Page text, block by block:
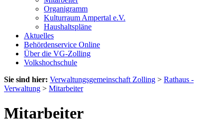
Organigramm
Kulturraum Ampertal e.V.
Haushaltspläne
Aktuelles
Behördenservice Online
Über die VG-Zolling
Volkshochschule
Sie sind hier: Verwaltungsgemeinschaft Zolling > Rathaus -
Verwaltung > Mitarbeiter
Mitarbeiter